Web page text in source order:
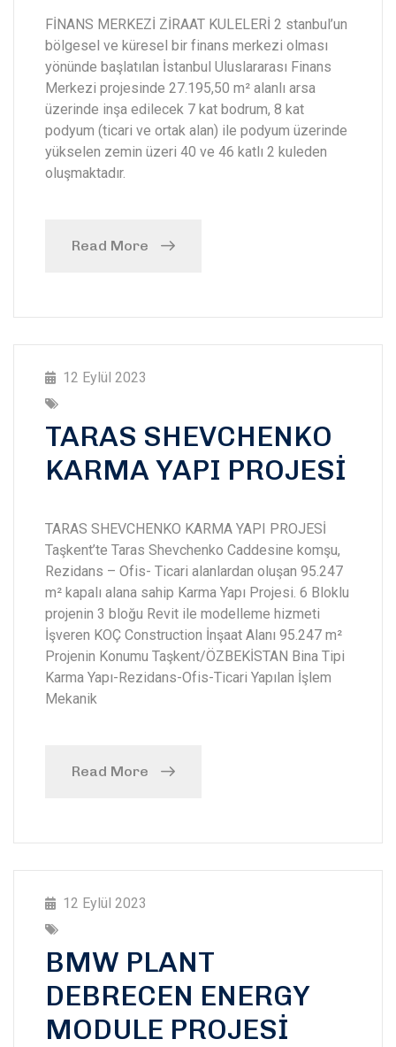
FİNANS MERKEZİ ZİRAAT KULELERİ 2 stanbul’un
bölgesel ve küresel bir finans merkezi olması
yönünde başlatılan İstanbul Uluslararası Finans
Merkezi projesinde 27.195,50 m² alanlı arsa
üzerinde inşa edilecek 7 kat bodrum, 8 kat
podyum (ticari ve ortak alan) ile podyum üzerinde
yükselen zemin üzeri 40 ve 46 katlı 2 kuleden
oluşmaktadır.
Read More
12 Eylül 2023
TARAS SHEVCHENKO
KARMA YAPI PROJESİ
TARAS SHEVCHENKO KARMA YAPI PROJESİ
Taşkent’te Taras Shevchenko Caddesine komşu,
Rezidans – Ofis- Ticari alanlardan oluşan 95.247
m² kapalı alana sahip Karma Yapı Projesi. 6 Bloklu
projenin 3 bloğu Revit ile modelleme hizmeti
İşveren KOÇ Construction İnşaat Alanı 95.247 m²
Projenin Konumu Taşkent/ÖZBEKİSTAN Bina Tipi
Karma Yapı-Rezidans-Ofis-Ticari Yapılan İşlem
Mekanik
Read More
12 Eylül 2023
BMW PLANT
DEBRECEN ENERGY
MODULE PROJESİ